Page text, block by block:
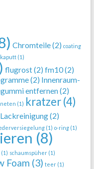
Chromteile(2) coating
(1)
flugrost(2) fm10(2)
(2) Innenraum-
entfernen(2)
(1) kratzer(4)
Lackreinigung(2)
(1) o-ring(1)
(8)
(1) schaumspüher(1)
Foam (3) teer(1)